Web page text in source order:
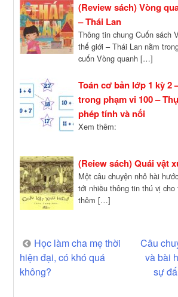
(Review sách) Vòng
– Thái Lan
Thông tin chung Cuốn sách
thế giới – Thái Lan nằm
cuốn Vòng quanh […]
Toán cơ bản lớp 1 kỳ 2
trong phạm vi 100 –
phép tính và nối
Xem thêm:
(Reiew sách) Quái vật
Một câu chuyện nhỏ hài
tới nhiều thông tin thú vị cho
thêm […]
Post
navigation
Học làm cha mẹ thời
hiện đại, có khó quá
không?
Câu
và bài
sự